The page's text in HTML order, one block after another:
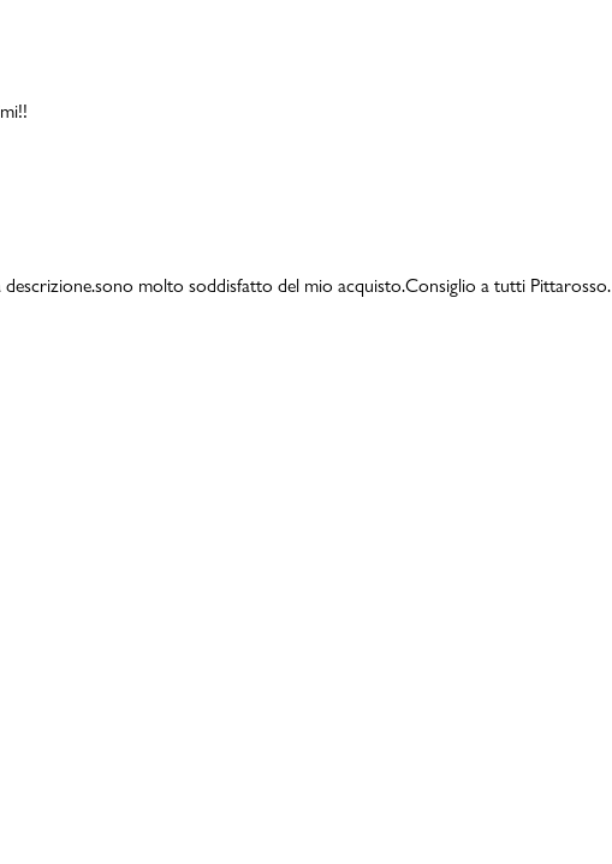
molto soddisfatto del mio acquisto.Consiglio a tutti Pittarosso.